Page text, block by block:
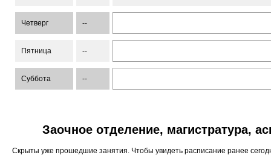
Четверг --
Пятница --
Суббота --
Заочное отделение, магистратура,
Скрыты уже прошедшие занятия. Чтобы увидеть расписание ранее